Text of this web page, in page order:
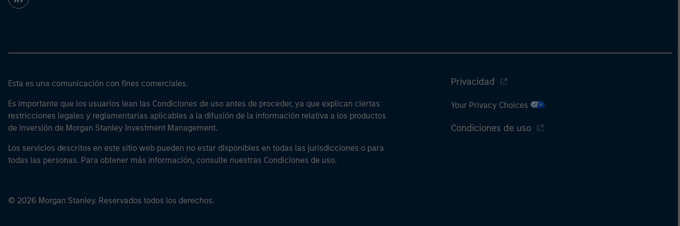
Esta es una comunicación con fines comerciales.
Es importante que los usuarios lean las Condiciones de uso antes de proceder, ya que explican ciertas
restricciones legales y reglamentarias aplicables a la difusión de la información relativa a los productos
de inversión de Morgan Stanley Investment Management.
Los servicios descritos en este sitio web pueden no estar disponibles en todas las jurisdicciones o para
todas las personas. Para obtener más información, consulte nuestras Condiciones de uso.
© 2026 Morgan Stanley. Reservados todos los derechos.
Privacidad
Your Privacy Choices
Condiciones de uso